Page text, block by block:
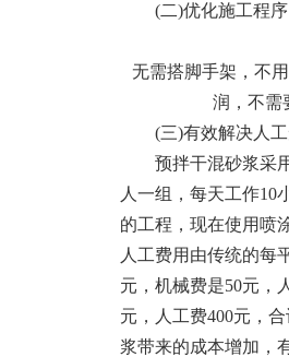
(二)优化施工程序
无需搭脚手架，不
润，不需
(三)有效解决人工
预拌干混砂浆采用
人一组，每天工作10
的工程，现在使用喷
人工费用由传统的每
元，机械费是50元，
元，人工费400元，
浆带来的成本增加，